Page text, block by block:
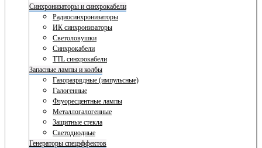
Синхронизаторы и синхрокабели
Радиосинхронизаторы
ИК синхронизаторы
Светоловушки
Синхрокабели
TTL синхрокабели
Запасные лампы и колбы
Газоразрядные (импульсные)
Галогенные
Флуоресцентные лампы
Металлогалогенные
Защитные стекла
Светодиодные
Генераторы спецэффектов